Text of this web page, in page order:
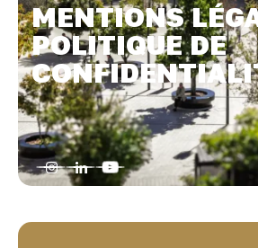
MENTIONS
POLITIQUE DE